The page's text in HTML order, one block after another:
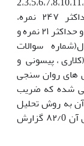
36،37،38،39،40،41،42،43،44،45،46،47) و حداکثر ۲۴۷ نمره،
کفایت هیجانی 3 سوال(سوالات شماره1،14،35) و حداکثر ۲۱ نمره و
و انتظارات ۷ سوال(شماره سوالات
حداکثر ۴۹ نمره دارد(کلاری ، پیسونی و
شاخص های روان سنجی
شده که ضریب
کرونباخ ۸۸/0و روایی آن به روش تحلیل
عاملی تایید شده و مقدار کفایت نمونه برداری آن ۸۲/0 گزارش